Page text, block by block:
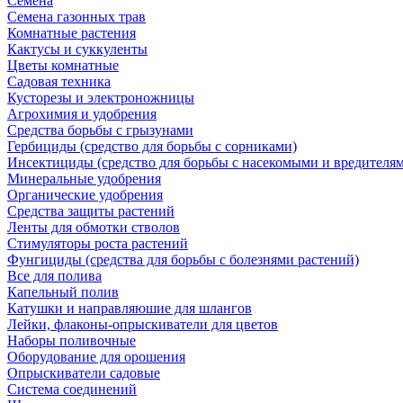
Семена газонных трав
Комнатные растения
Кактусы и суккуленты
Цветы комнатные
Садовая техника
Кусторезы и электроножницы
Агрохимия и удобрения
Средства борьбы с грызунами
Гербициды (средство для борьбы с сорниками)
Инсектициды (средство для борьбы с насекомыми и
Минеральные удобрения
Органические удобрения
Средства защиты растений
Ленты для обмотки стволов
Стимуляторы роста растений
Фунгициды (средства для борьбы с болезнями растений)
Все для полива
Капельный полив
Катушки и направляюшие для шлангов
Лейки, флаконы-опрыскиватели для цветов
Наборы поливочные
Оборудование для орошения
Опрыскиватели садовые
Система соединений